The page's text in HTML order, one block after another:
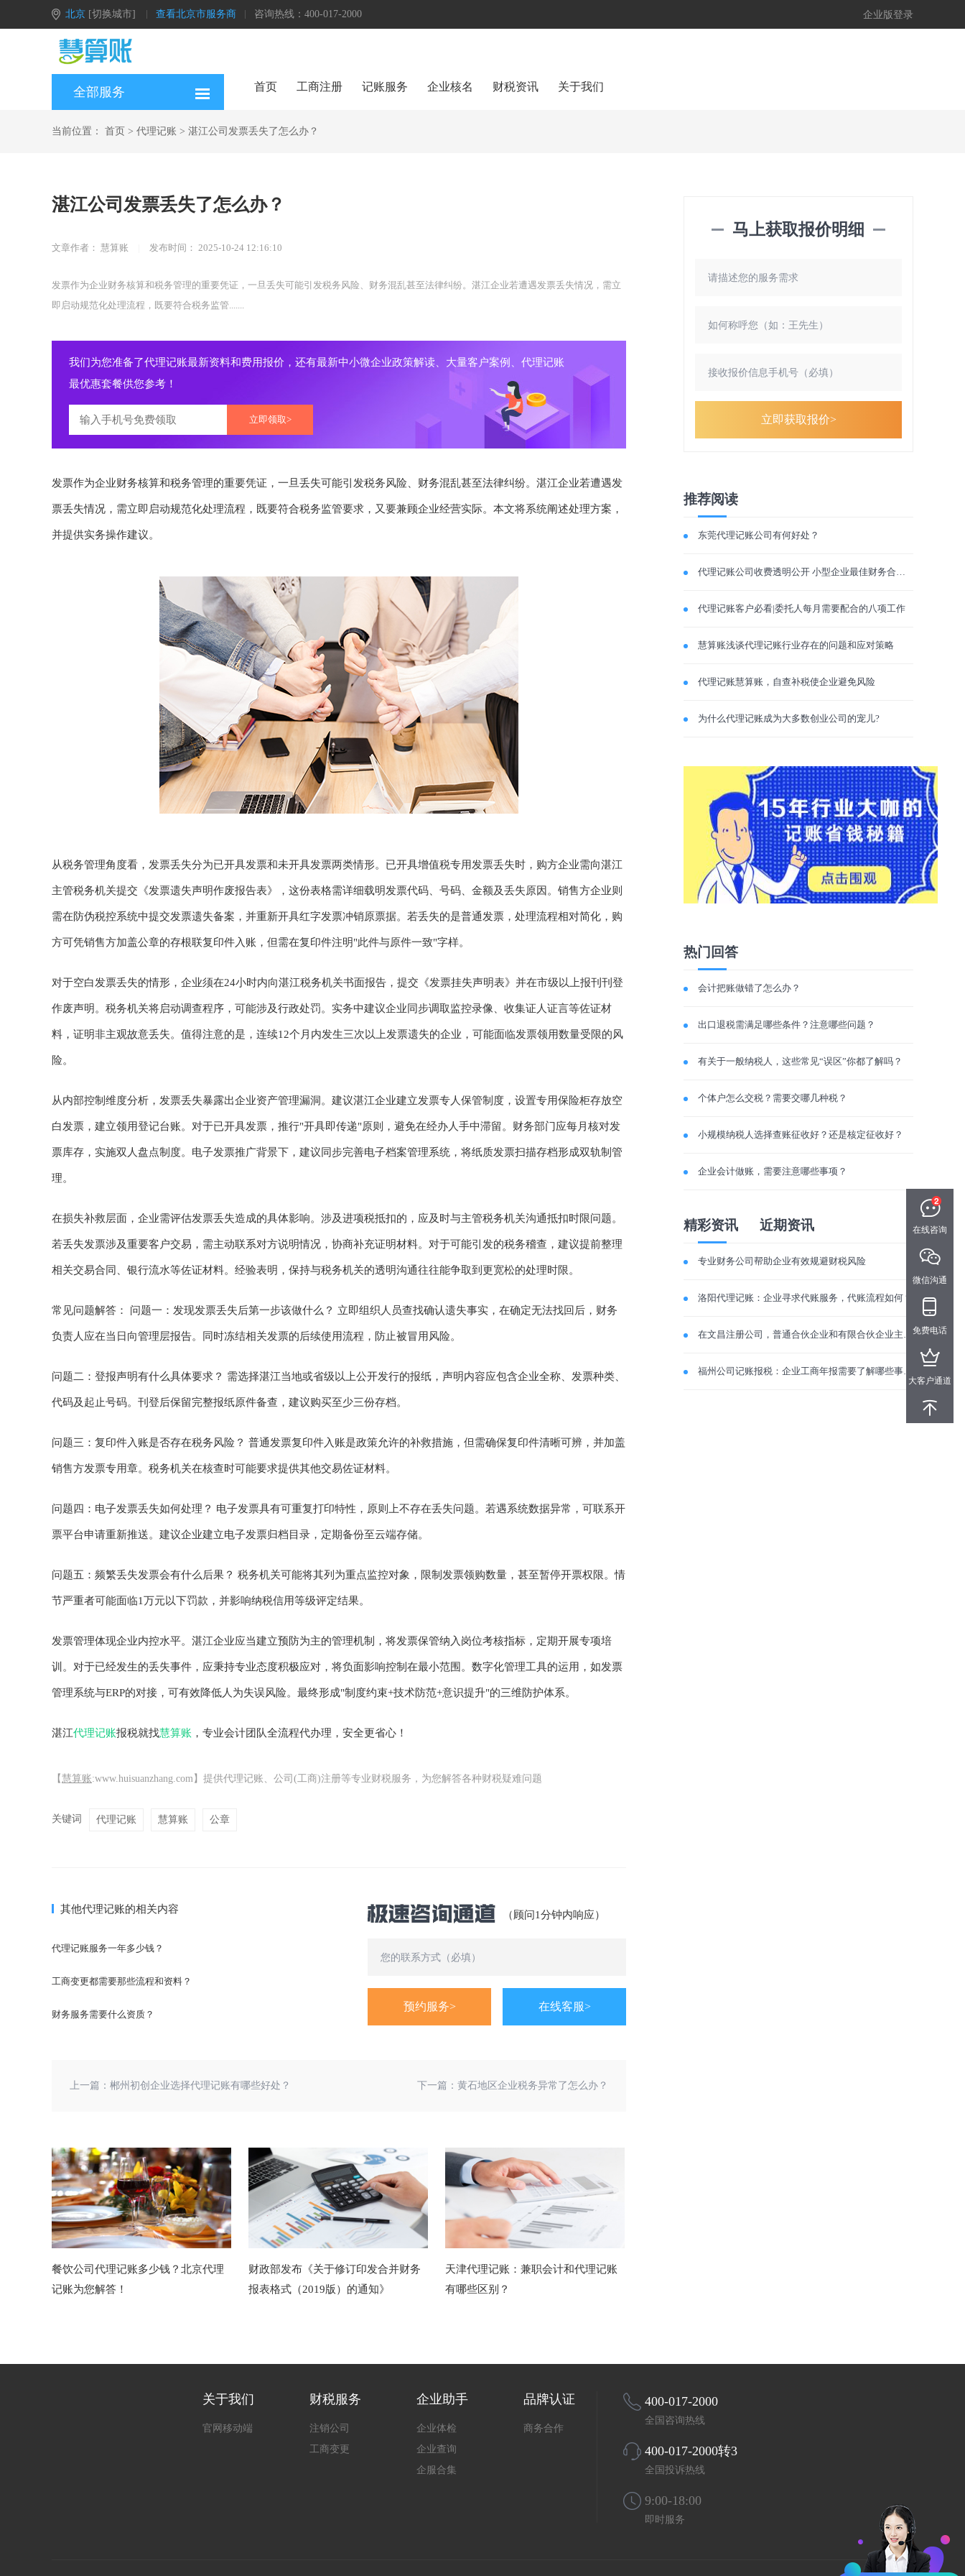
北京 [切换城市] 查看北京市服务商 咨询热线：400-017-2000 企业版登录
全部服务 首页 工商注册 记账服务 企业核名 财税资讯 关于我们
当前位置： 首页 > 代理记账 > 湛江公司发票丢失了怎么办？
湛江公司发票丢失了怎么办？
文章作者： 慧算账 发布时间： 2025-10-24 12:16:10
发票作为企业财务核算和税务管理的重要凭证，一旦丢失可能引发税务风险、财务混乱甚至法律纠纷。湛江企业若遭遇发票丢失情况，需立
即启动规范化处理流程，既要符合税务监管.......
我们为您准备了代理记账最新资料和费用报价，还有最新中小微企业政策解读、大量客户案例、代理记账
最优惠套餐供您参考！
立即领取>
发票作为企业财务核算和税务管理的重要凭证，一旦丢失可能引发税务风险、财务混乱甚至法律纠纷。湛江企业若遭遇发
票丢失情况，需立即启动规范化处理流程，既要符合税务监管要求，又要兼顾企业经营实际。本文将系统阐述处理方案，
并提供实务操作建议。
从税务管理角度看，发票丢失分为已开具发票和未开具发票两类情形。已开具增值税专用发票丢失时，购方企业需向湛江
主管税务机关提交《发票遗失声明作废报告表》，这份表格需详细载明发票代码、号码、金额及丢失原因。销售方企业则
需在防伪税控系统中提交发票遗失备案，并重新开具红字发票冲销原票据。若丢失的是普通发票，处理流程相对简化，购
方可凭销售方加盖公章的存根联复印件入账，但需在复印件注明"此件与原件一致"字样。
对于空白发票丢失的情形，企业须在24小时内向湛江税务机关书面报告，提交《发票挂失声明表》并在市级以上报刊刊登
作废声明。税务机关将启动调查程序，可能涉及行政处罚。实务中建议企业同步调取监控录像、收集证人证言等佐证材
料，证明非主观故意丢失。值得注意的是，连续12个月内发生三次以上发票遗失的企业，可能面临发票领用数量受限的风
险。
从内部控制维度分析，发票丢失暴露出企业资产管理漏洞。建议湛江企业建立发票专人保管制度，设置专用保险柜存放空
白发票，建立领用登记台账。对于已开具发票，推行"开具即传递"原则，避免在经办人手中滞留。财务部门应每月核对发
票库存，实施双人盘点制度。电子发票推广背景下，建议同步完善电子档案管理系统，将纸质发票扫描存档形成双轨制管
理。
在损失补救层面，企业需评估发票丢失造成的具体影响。涉及进项税抵扣的，应及时与主管税务机关沟通抵扣时限问题。
若丢失发票涉及重要客户交易，需主动联系对方说明情况，协商补充证明材料。对于可能引发的税务稽查，建议提前整理
相关交易合同、银行流水等佐证材料。经验表明，保持与税务机关的透明沟通往往能争取到更宽松的处理时限。
常见问题解答： 问题一：发现发票丢失后第一步该做什么？ 立即组织人员查找确认遗失事实，在确定无法找回后，财务
负责人应在当日向管理层报告。同时冻结相关发票的后续使用流程，防止被冒用风险。
问题二：登报声明有什么具体要求？ 需选择湛江当地或省级以上公开发行的报纸，声明内容应包含企业全称、发票种类、
代码及起止号码。刊登后保留完整报纸原件备查，建议购买至少三份存档。
问题三：复印件入账是否存在税务风险？ 普通发票复印件入账是政策允许的补救措施，但需确保复印件清晰可辨，并加盖
销售方发票专用章。税务机关在核查时可能要求提供其他交易佐证材料。
问题四：电子发票丢失如何处理？ 电子发票具有可重复打印特性，原则上不存在丢失问题。若遇系统数据异常，可联系开
票平台申请重新推送。建议企业建立电子发票归档目录，定期备份至云端存储。
问题五：频繁丢失发票会有什么后果？ 税务机关可能将其列为重点监控对象，限制发票领购数量，甚至暂停开票权限。情
节严重者可能面临1万元以下罚款，并影响纳税信用等级评定结果。
发票管理体现企业内控水平。湛江企业应当建立预防为主的管理机制，将发票保管纳入岗位考核指标，定期开展专项培
训。对于已经发生的丢失事件，应秉持专业态度积极应对，将负面影响控制在最小范围。数字化管理工具的运用，如发票
管理系统与ERP的对接，可有效降低人为失误风险。最终形成"制度约束+技术防范+意识提升"的三维防护体系。
湛江代理记账报税就找慧算账 ，专业会计团队全流程代办理，安全更省心！
【 慧算账:www.huisuanzhang.com】提供代理记账、公司(工商)注册等专业财税服务，为您解答各种财税疑难问题
关键词 代理记账 慧算账 公章
其他代理记账的相关内容
代理记账服务一年多少钱？
工商变更都需要那些流程和资料？
财务服务需要什么资质？
（顾问1分钟内响应）
预约服务> 在线客服>
上一篇： 郴州初创企业选择代理记账有哪些好处？ 下一篇： 黄石地区企业税务异常了怎么办？
餐饮公司代理记账多少钱？北京代理
记账为您解答！
财政部发布《关于修订印发合并财务
报表格式（2019版）的通知》
天津代理记账：兼职会计和代理记账
有哪些区别？
马上获取报价明细
立即获取报价>
推荐阅读
东莞代理记账公司有何好处？
代理记账公司收费透明公开 小型企业最佳财务合作伙伴
代理记账客户必看|委托人每月需要配合的八项工作
慧算账浅谈代理记账行业存在的问题和应对策略
代理记账慧算账，自查补税使企业避免风险
为什么代理记账成为大多数创业公司的宠儿?
热门回答
会计把账做错了怎么办？
出口退税需满足哪些条件？注意哪些问题？
有关于一般纳税人，这些常见“误区”你都了解吗？
个体户怎么交税？需要交哪几种税？
小规模纳税人选择查账征收好？还是核定征收好？
企业会计做账，需要注意哪些事项？
精彩资讯 近期资讯
专业财务公司帮助企业有效规避财税风险
洛阳代理记账：企业寻求代账服务，代账流程如何？
在文昌注册公司，普通合伙企业和有限合伙企业主要区别在哪里？
福州公司记账报税：企业工商年报需要了解哪些事项？
在线咨询
微信沟通
免费电话
大客户通道
关于我们
官网移动端
财税服务
注销公司
工商变更
企业助手
企业体检
企业查询
企服合集
品牌认证
商务合作
400-017-2000
全国咨询热线
400-017-2000转3
全国投诉热线
9:00-18:00
即时服务